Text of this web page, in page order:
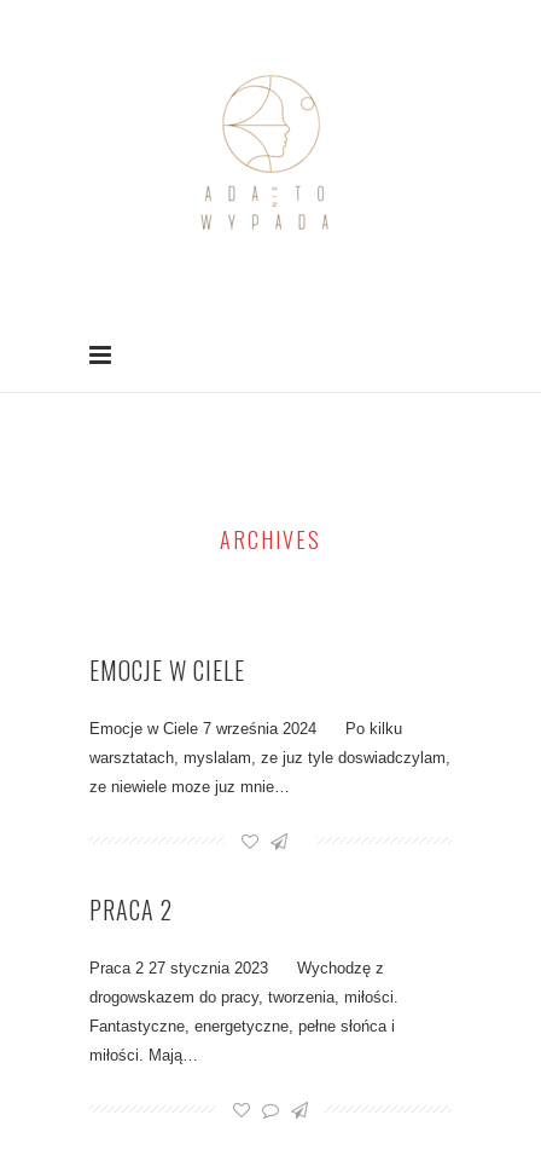
ARCHIVES
EMOCJE W CIELE
Emocje w Ciele 7 września 2024 Po kilku
warsztatach, myslalam, ze juz tyle doswiadczylam,
ze niewiele moze juz mnie…
PRACA 2
Praca 2 27 stycznia 2023 Wychodzę z
drogowskazem do pracy, tworzenia, miłości.
Fantastyczne, energetyczne, pełne słońca i
miłości. Mają…